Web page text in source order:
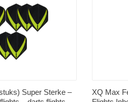
Super Sterke –
XQ Max